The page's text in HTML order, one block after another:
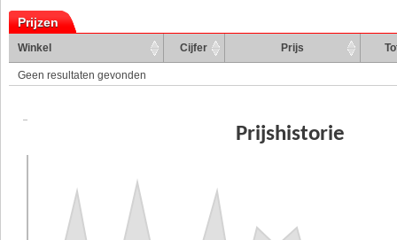
Prijzen
Winkel Cijfer Prijs
Geen resultaten gevonden